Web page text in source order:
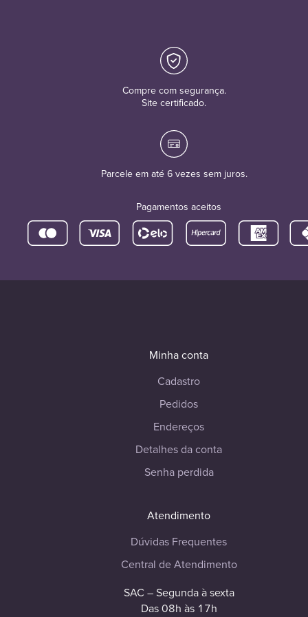
Compre com segurança.
Site certificado.
Parcele em até 6 vezes sem juros.
Pagamentos aceitos
Minha conta
Cadastro
Pedidos
Endereços
Detalhes da conta
Senha perdida
Atendimento
Dúvidas Frequentes
Central de Atendimento
SAC – Segunda à sexta
Das 08h às 17h